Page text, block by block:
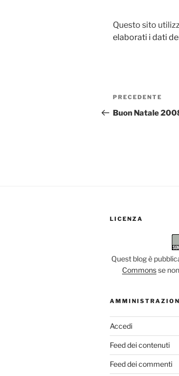
Questo sito
elaborati i dati
articoli
Articolo
precedente:
PRECEDENTE
Buon Natale
LICENZA
Quest blog è
Commonsse
Accedi
Feed dei contenuti
Feed dei commenti